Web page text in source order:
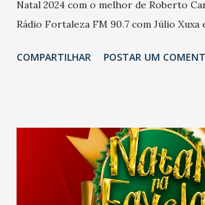
Natal 2024 com o melhor de Roberto
Rádio Fortaleza FM 90.7 com Júlio Xuxa
Noite de Autógrafos dos autores
COMPARTILHAR POSTAR UM